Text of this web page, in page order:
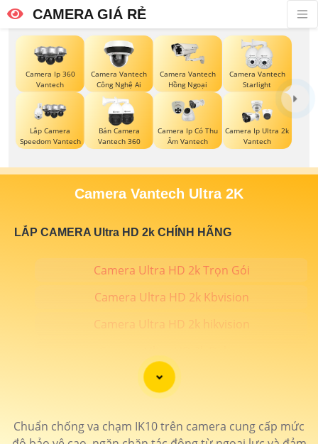
CAMERA GIÁ RẺ
Camera Ip 360
Vantech
Camera Vantech
Công Nghệ Ai
Camera Vantech
Hồng Ngoại
Camera Vantech
Starlight
Lắp Camera
Speedom Vantech
Bán Camera
Vantech 360
Camera Ip Có Thu
Âm Vantech
Camera Ip Ultra 2k
Vantech
Camera Vantech Ultra 2K
LẮP CAMERA Ultra HD 2k CHÍNH HÃNG
Camera Ultra HD 2k Trọn Gói
Camera Ultra HD 2k Kbvision
Camera Ultra HD 2k hikvision
💎
Chuẩn chống va chạm IK10 trên camera cung cấp mức